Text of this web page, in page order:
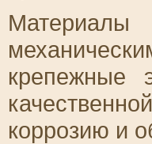
крепежные
коррозию и